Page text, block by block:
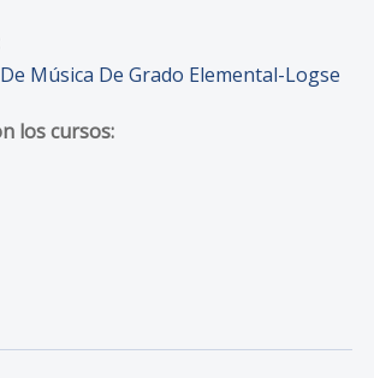
Música De Grado Elemental-Logse